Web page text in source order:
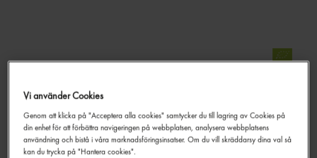
Carlsberg Hof Eko Lager
4,2% Starköl
Carlsberg33cl
Vi använder Cookies
Genom att klicka på "Acceptera alla cookies" samtycker du till lagring av Cookies på
din enhet för att förbättra navigeringen på webbplatsen, analysera webbplatsens
användning och bistå i våra marknadsföringsinsatser. Om du vill skräddarsy dina val så
kan du trycka på "Hantera cookies".